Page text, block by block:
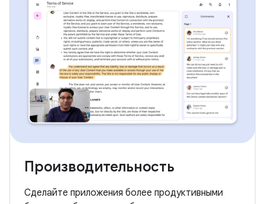
Производительность
Сделайте приложения более продуктивными